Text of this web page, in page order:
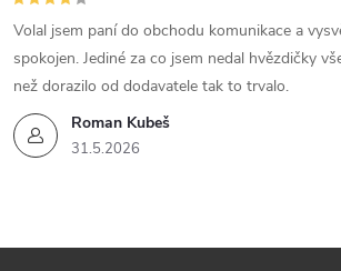
Roman Kubeš
31.5.2026
Volal jsem paní do obchodu komunikace a
spokojen. Jediné za co jsem nedal hvězdičky
než dorazilo od dodavatele tak to trvalo.